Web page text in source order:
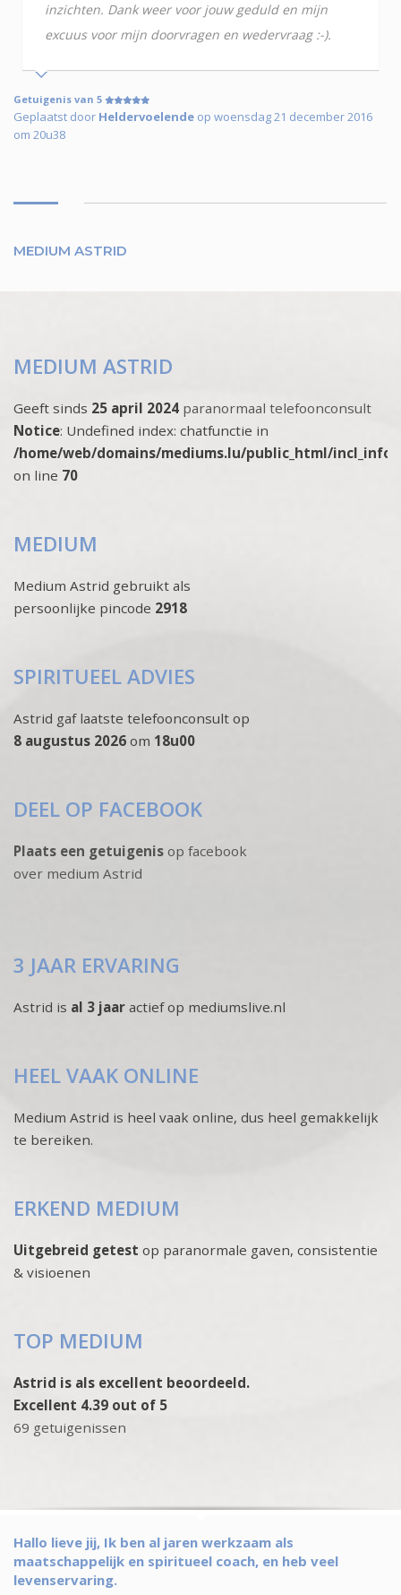
inzichten. Dank weer voor jouw geduld en mijn
excuus voor mijn doorvragen en wedervraag :-).
Getuigenis van 5
Geplaatst door Heldervoelende op woensdag 21 december 2016
om 20u38
MEDIUM ASTRID
MEDIUM ASTRID
Geeft sinds 25 april 2024 paranormaal telefoonconsult
Notice: Undefined index: chatfunctie in
/home/web/domains/mediums.lu/public_html/
on line 70
MEDIUM
Medium Astrid gebruikt als
persoonlijke pincode 2918
SPIRITUEEL ADVIES
Astrid gaf laatste telefoonconsult op
8 augustus 2026 om 18u00
DEEL OP FACEBOOK
Plaats een getuigenis op facebook
over medium Astrid
3 JAAR ERVARING
Astrid is al 3 jaar actief op mediumslive.nl
HEEL VAAK ONLINE
Medium Astrid is heel vaak online, dus heel gemakkelijk
te bereiken.
ERKEND MEDIUM
Uitgebreid getest op paranormale gaven, consistentie
& visioenen
TOP MEDIUM
Astrid is als excellent beoordeeld.
Excellent 4.39 out of 5
69 getuigenissen
Hallo lieve jij, Ik ben al jaren werkzaam als
maatschappelijk en spiritueel coach, en heb veel
levenservaring.